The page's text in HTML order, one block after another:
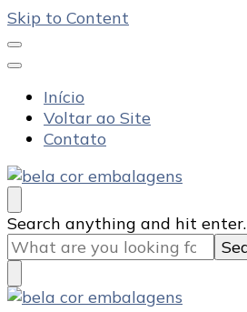
Skip to Content
Início
Voltar ao Site
Contato
Bela Cor Embalagens
Blog
Looking
for
Something?
Search anything and hit enter.